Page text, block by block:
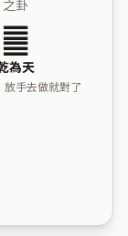
之卦
䷀
為天
放手去做就對了